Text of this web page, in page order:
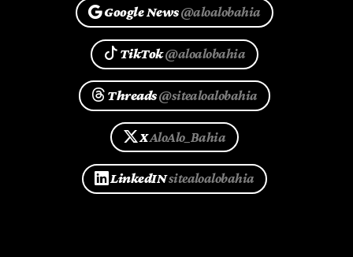
Google News@aloalobahia
TikTok@aloalobahia
Threads@sitealoalobahia
XAloAlo_Bahia
LinkedINsitealoalobahia